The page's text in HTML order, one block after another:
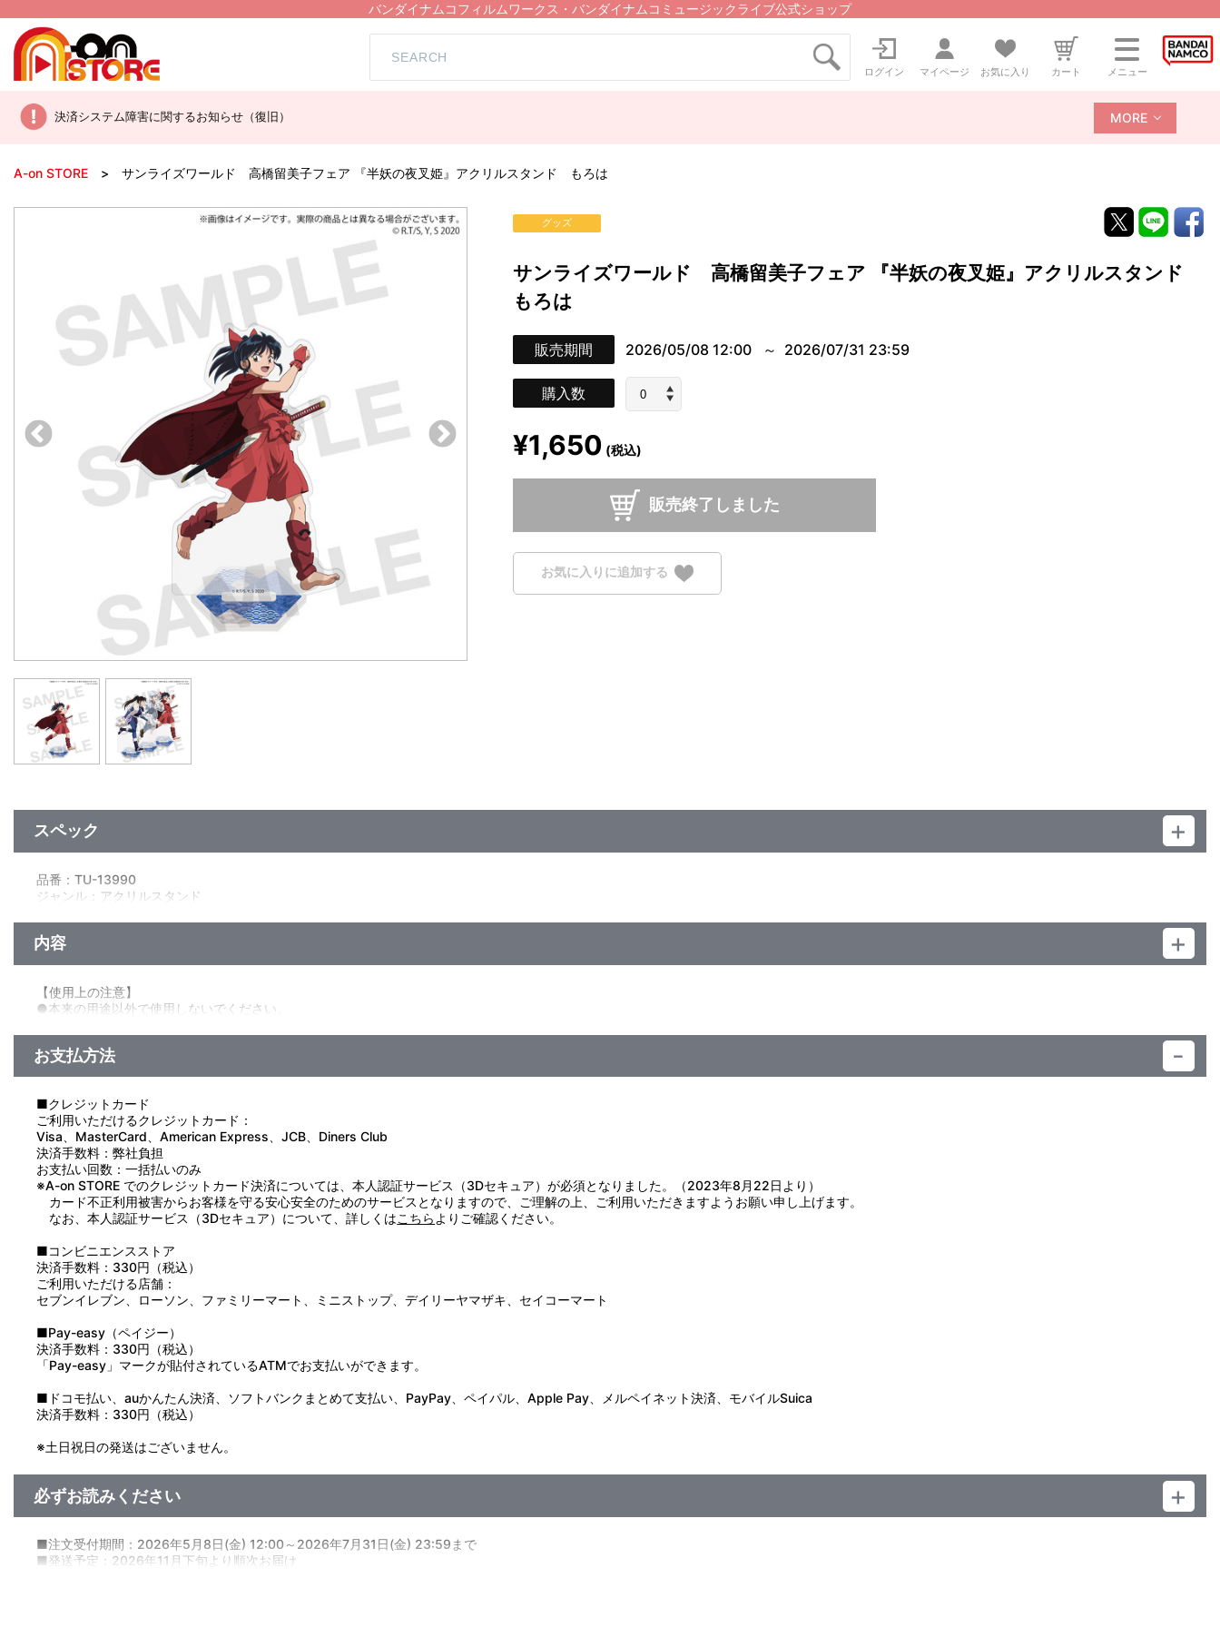
バンダイナムコフィルムワークス・バンダイナムコミュージックライブ公式ショップ
ログイン マイページ お気に入り カート メニュー
決済システム障害に関するお知らせ（復旧） MORE
A-on STORE サンライズワールド 高橋留美子フェア 『半妖の夜叉姫』アクリルスタンド もろは
グッズ
サンライズワールド 高橋留美子フェア 『半妖の夜叉姫』アクリルスタンド
もろは
販売期間 2026/05/08 12:00 2026/07/31 23:59
購入数
¥1,650 (税込)
販売終了しました
お気に入りに追加する
スペック
品番：TU-13990
ジャンル：アクリルスタンド
台座：約 直径50mm程
内容
【使用上の注意】
●本来の用途以外で使用しないでください。
●高温多湿、直射日光を避け、お子様の手の届かないところに保管してください。
●商品の特性上、とがった部分があります。取り扱いには十分ご注意ください。
●ベンジンやシンナー、アルコール系溶剤などを使用しますと、変色・変形・破損の原因になりますのでお避けください。
お支払方法
■クレジットカード
ご利用いただけるクレジットカード：
Visa、MasterCard、American Express、JCB、Diners Club
決済手数料：弊社負担
お支払い回数：一括払いのみ
※A-on STORE でのクレジットカード決済については、本人認証サービス（3Dセキュア）が必須となりました。（2023年8月22日より）
カード不正利用被害からお客様を守る安心安全のためのサービスとなりますので、ご理解の上、ご利用いただきますようお願い申し上げます。
なお、本人認証サービス（3Dセキュア）について、詳しくはこちらよりご確認ください。
■コンビニエンスストア
決済手数料：330円（税込）
ご利用いただける店舗：
セブンイレブン、ローソン、ファミリーマート、ミニストップ、デイリーヤマザキ、セイコーマート
■Pay-easy（ペイジー）
決済手数料：330円（税込）
「Pay-easy」マークが貼付されているATMでお支払いができます。
■ドコモ払い、auかんたん決済、ソフトバンクまとめて支払い、PayPay、ペイパル、Apple Pay、メルペイネット決済、モバイルSuica
決済手数料：330円（税込）
※土日祝日の発送はございません。
必ずお読みください
■注文受付期間：2026年5月8日(金) 12:00～2026年7月31日(金) 23:59まで
■発送予定：2026年11月下旬より順次お届け